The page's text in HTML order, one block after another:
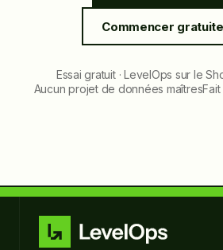
Commencer
Essai gratuit · LevelOps sur le
Aucun projet de données maîtresFait